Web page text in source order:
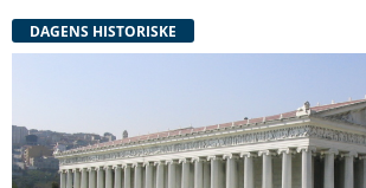
DAGENS HISTORISKE